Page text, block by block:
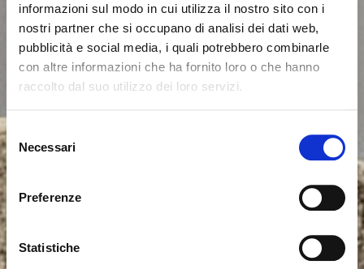
informazioni sul modo in cui utilizza il nostro sito con i
nostri partner che si occupano di analisi dei dati web,
pubblicità e social media, i quali potrebbero combinarle
con altre informazioni che ha fornito loro o che hanno
raccolto dal suo utilizzo dei loro servizi.
Selezione
del
consenso
Necessari
Preferenze
Statistiche
Seems like you’re browsing from Close
International. Would you like to switch to the site in